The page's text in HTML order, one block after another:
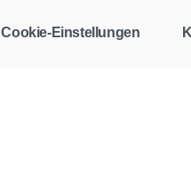
Cookie-Einstellungen